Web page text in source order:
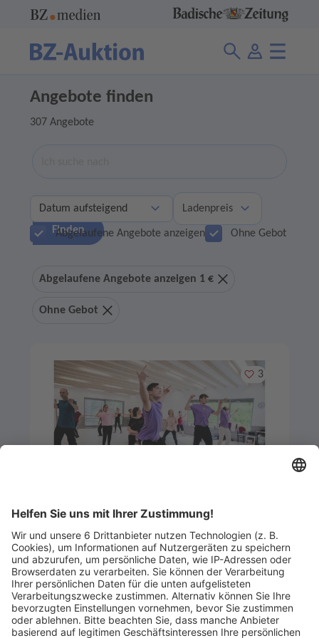
Angebote finden
307 Angebote
Finden
Ladenpreis
Abgelaufene Angebote anzeigen Ohne Gebot
Abgelaufene Angebote anzeigen 1 €
Ohne Gebot
Merken
3
Artikel-ID: 3488
Hip-Hop-Kurs für Erwachsene (10
Unterrichtseinheiten)
The Meineke Academy of Performing Arts